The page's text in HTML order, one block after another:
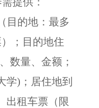
目的地：最多
；目的地住
数量、金额；
学)；居住地到
出租车票（限